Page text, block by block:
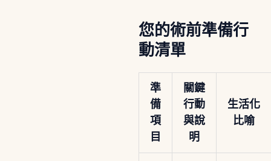
您的術前準備行
動清單
準
備
項
目
關鍵
行動
與說
明
生活化
比喻